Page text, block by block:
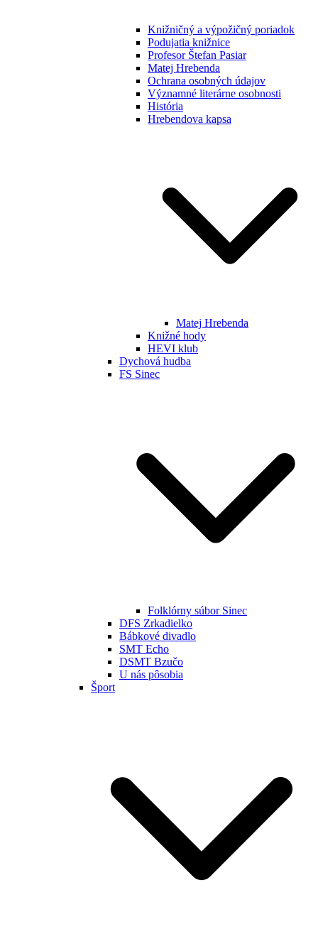
Knižničný a výpožičný poriadok
Podujatia knižnice
Profesor Štefan Pasiar
Matej Hrebenda
Ochrana osobných údajov
Významné literárne osobnosti
História
Hrebendova kapsa
Matej Hrebenda
Knižné hody
HEVI klub
Dychová hudba
FS Sinec
Folklórny súbor Sinec
DFS Zrkadielko
Bábkové divadlo
SMT Echo
DSMT Bzučo
U nás pôsobia
Šport